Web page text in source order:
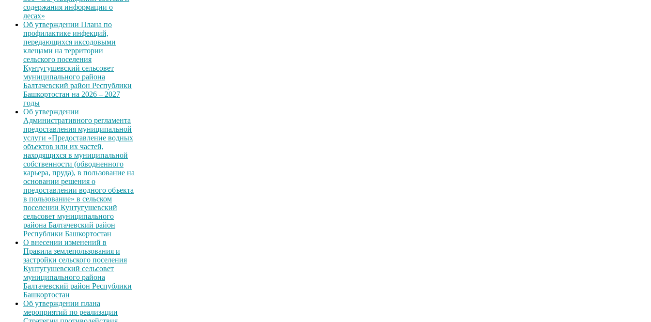
содержания информации о
лесах»
Об утверждении Плана по
профилактике инфекций,
передающихся иксодовыми
клещами на территории
сельского поселения
Кунтугушевский сельсовет
муниципального района
Балтачевский район Республики
Башкортостан на 2026 – 2027
годы
Об утверждении
Административного регламента
предоставления муниципальной
услуги «Предоставление водных
объектов или их частей,
находящихся в муниципальной
собственности (обводненного
карьера, пруда), в пользование на
основании решения о
предоставлении водного объекта
в пользование» в сельском
поселении Кунтугушевский
сельсовет муниципального
района Балтачевский район
Республики Башкортостан
О внесении изменений в
Правила землепользования и
застройки сельского поселения
Кунтугушевский сельсовет
муниципального района
Балтачевский район Республики
Башкортостан
Об утверждении плана
мероприятий по реализации